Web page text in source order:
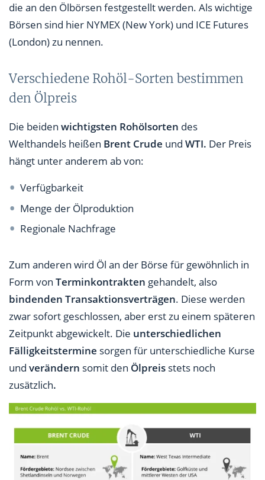
die an den Ölbörsen festgestellt werden. Als wichtige
Börsen sind hier NYMEX (New York) und ICE Futures
(London) zu nennen.
Verschiedene Rohöl-Sorten bestimmen
den Ölpreis
Die beiden wichtigsten Rohölsorten des
Welthandels heißen Brent Crude und WTI. Der Preis
hängt unter anderem ab von:
Verfügbarkeit
Menge der Ölproduktion
Regionale Nachfrage
Zum anderen wird Öl an der Börse für gewöhnlich in
Form von Terminkontrakten gehandelt, also
bindenden Transaktionsverträgen. Diese werden
zwar sofort geschlossen, aber erst zu einem späteren
Zeitpunkt abgewickelt. Die unterschiedlichen
Fälligkeitstermine sorgen für unterschiedliche Kurse
und verändern somit den Ölpreis stets noch
zusätzlich.